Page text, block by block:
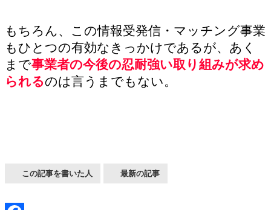
もちろん、この情報受発信・マッチング事業
もひとつの有効なきっかけであるが、あく
まで事業者の今後の忍耐強い取り組みが求め
られるのは言うまでもない。
この記事を書いた人 最新の記事